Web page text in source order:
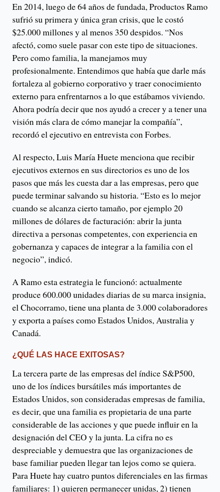
En 2014, luego de 64 años de fundada, Productos Ramo
sufrió su primera y única gran crisis, que le costó
$25.000 millones y al menos 350 despidos. “Nos
afectó, como suele pasar con este tipo de situaciones.
Pero como familia, la manejamos muy
profesionalmente. Entendimos que había que darle más
fortaleza al gobierno corporativo y traer conocimiento
externo para enfrentarnos a lo que estábamos viviendo.
Ahora podría decir que nos ayudó a crecer y a tener una
visión más clara de cómo manejar la compañía”,
recordó el ejecutivo en entrevista con Forbes.
Al respecto, Luis María Huete menciona que recibir
ejecutivos externos en sus directorios es uno de los
pasos que más les cuesta dar a las empresas, pero que
puede terminar salvando su historia. “Esto es lo mejor
cuando se alcanza cierto tamaño, por ejemplo 20
millones de dólares de facturación: abrir la junta
directiva a personas competentes, con experiencia en
gobernanza y capaces de integrar a la familia con el
negocio”, indicó.
A Ramo esta estrategia le funcionó: actualmente
produce 600.000 unidades diarias de su marca insignia,
el Chocorramo, tiene una planta de 3.000 colaboradores
y exporta a países como Estados Unidos, Australia y
Canadá.
¿QUÉ LAS HACE EXITOSAS?
La tercera parte de las empresas del índice S&P500,
uno de los índices bursátiles más importantes de
Estados Unidos, son consideradas empresas de familia,
es decir, que una familia es propietaria de una parte
considerable de las acciones y que puede influir en la
designación del CEO y la junta. La cifra no es
despreciable y demuestra que las organizaciones de
base familiar pueden llegar tan lejos como se quiera.
Para Huete hay cuatro puntos diferenciales en las firmas
familiares: 1) quieren permanecer unidas, 2) tienen